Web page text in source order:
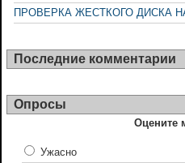
ПРОВЕРКА ЖЕСТКОГО ДИСКА
Последние комментарии
Опросы
Оцените
Ужасно